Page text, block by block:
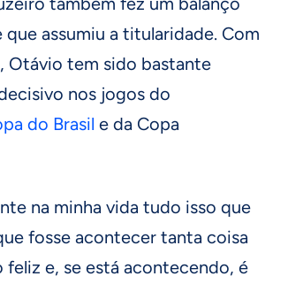
assumiu a titularidade. Com
Otávio tem sido bastante
nos jogos do
do Brasil e da Copa
na minha vida tudo isso que
fosse acontecer tanta coisa
e, se está acontecendo, é